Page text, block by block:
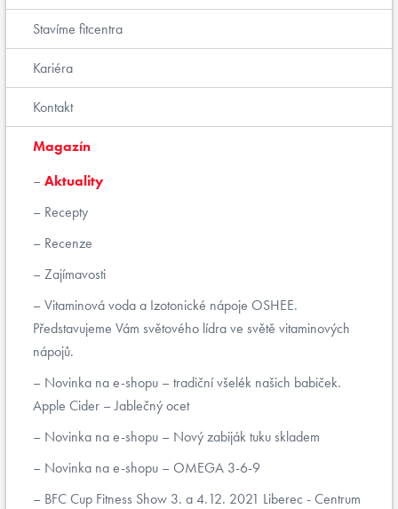
Stavíme fitcentra
Kariéra
Kontakt
Magazín
Aktuality
Recepty
Recenze
Zajímavosti
Vitaminová voda a Izotonické nápoje OSHEE.
Představujeme Vám světového lídra ve světě vitaminových
nápojů.
Novinka na e-shopu – tradiční všelék našich babiček.
Apple Cider – Jablečný ocet
Novinka na e-shopu – Nový zabiják tuku skladem
Novinka na e-shopu – OMEGA 3-6-9
BFC Cup Fitness Show 3. a 4.12. 2021 Liberec - Centrum